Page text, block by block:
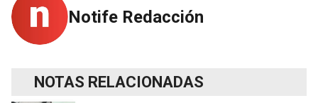
Notife Redacción
NOTAS RELACIONADAS